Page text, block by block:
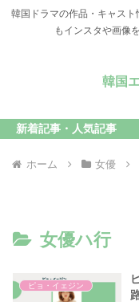
韓国ドラマの作品・キャス
もインスタや画像
韓国
新着記事・人気記事
ホーム 女優
女優ハ行
ピョ・イェジン